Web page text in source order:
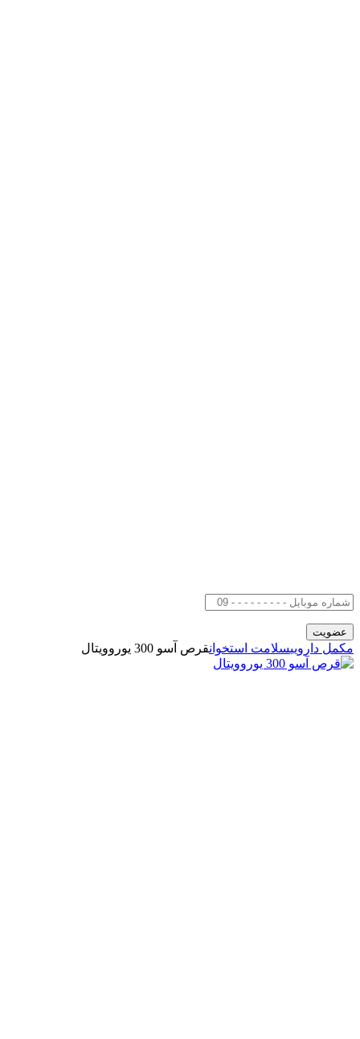
مکمل داروییسلامت استخوانقرص آسو 300 یوروویتال